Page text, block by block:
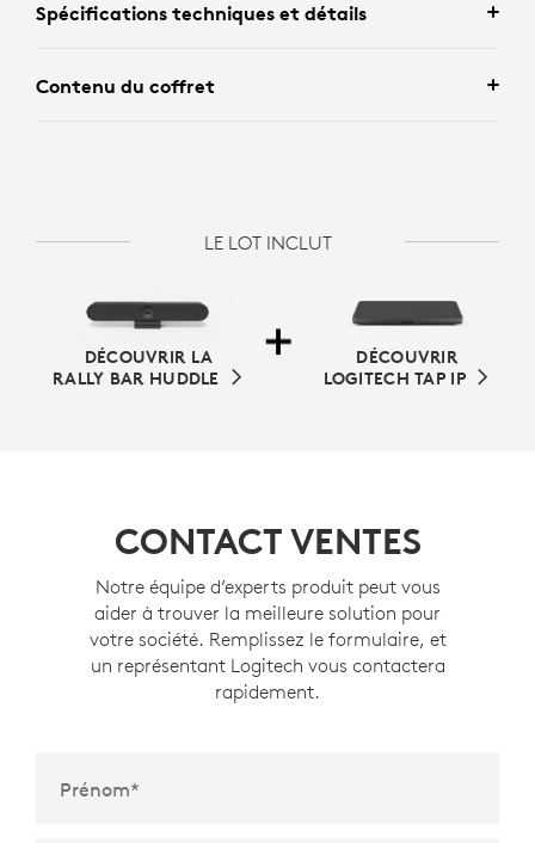
Spécifications techniques et détails
Contenu du coffret
LE LOT INCLUT
DÉCOUVRIR LA
RALLY BAR HUDDLE
DÉCOUVRIR
LOGITECH TAP IP
CONTACT VENTES
Notre équipe d’experts produit peut vous
aider à trouver la meilleure solution pour
votre société. Remplissez le formulaire, et
un représentant Logitech vous contactera
rapidement.
Prénom*